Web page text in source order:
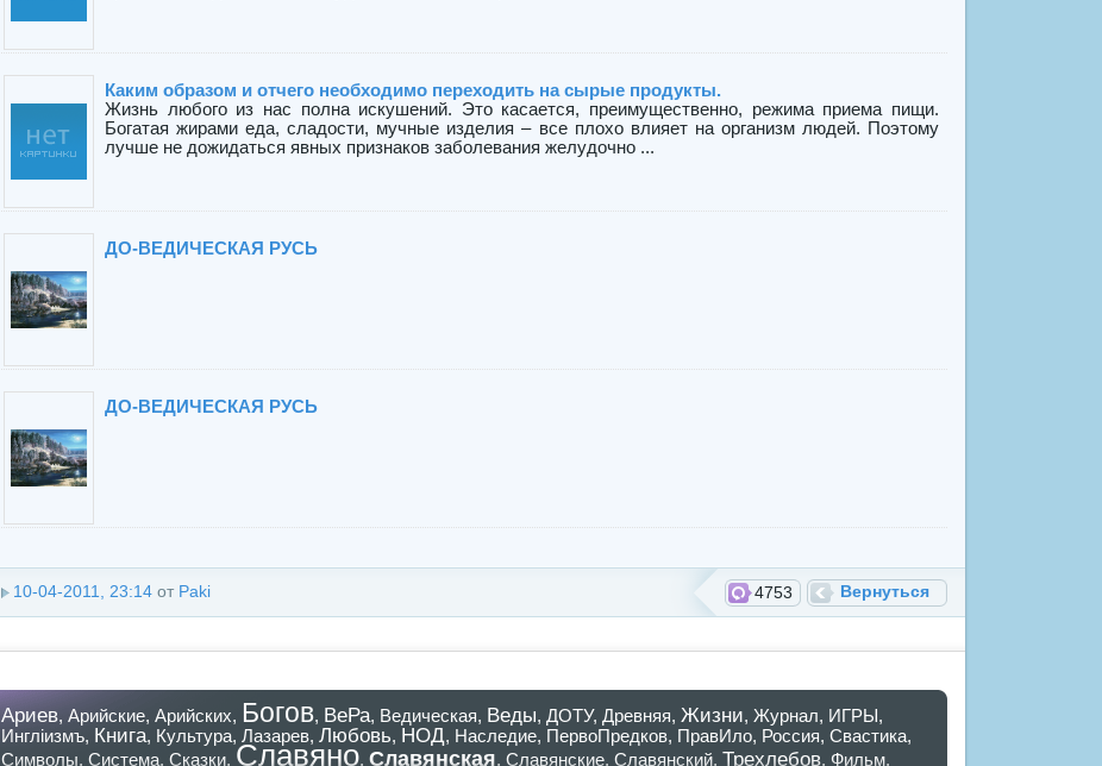
Каким образом и отчего необходимо переходить на сырые продукты.
Жизнь любого из нас полна искушений. Это касается, преимущественно, режима приема пищи.
Богатая жирами еда, сладости, мучные изделия – все плохо влияет на организм людей. Поэтому
лучше не дожидаться явных признаков заболевания желудочно ...
ДО-ВЕДИЧЕСКАЯ РУСЬ
ДО-ВЕДИЧЕСКАЯ РУСЬ
Вернуться
4753
10-04-2011, 23:14 от Paki
Ариев, Арийские, Арийских, Богов, ВеРа, Ведическая, Веды, ДОТУ, Древняя, Жизни, Журнал, ИГРЫ,
Инглiизмъ, Книга, Культура, Лазарев, Любовь, НОД, Наследие, ПервоПредков, ПравИло, Россия, Свастика,
Символы, Система, Сказки, Славяно, Славянская, Славянские, Славянский, Трехлебов, Фильм,